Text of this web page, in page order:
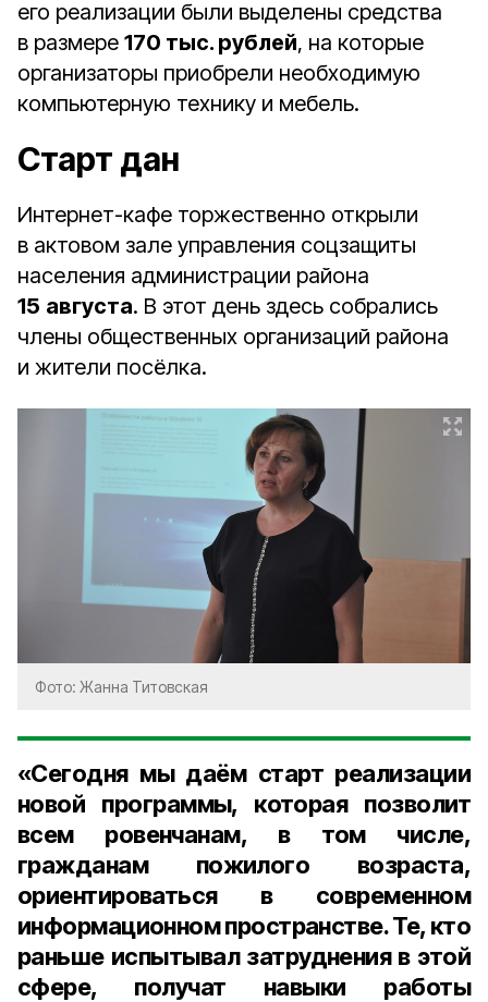
его реализации были выделены средства
в размере 170 тыс. рублей, на которые
организаторы приобрели необходимую
компьютерную технику и мебель.
Старт дан
Интернет-кафе торжественно открыли
в актовом зале управления соцзащиты
населения администрации района
15 августа. В этот день здесь собрались
члены общественных организаций района
и жители посёлка.
Фото: Жанна Титовская
«Сегодня мы даём старт реализации
новой программы, которая позволит
всем ровенчанам, в том числе,
гражданам пожилого возраста,
ориентироваться в современном
информационном пространстве. Те, кто
раньше испытывал затруднения в этой
сфере, получат навыки работы